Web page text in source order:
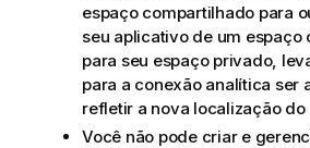
espaço compartilhado para
seu aplicativo de um espaço
para seu espaço privado,
para a conexão analítica ser
refletir a nova localização do
Você não pode criar e